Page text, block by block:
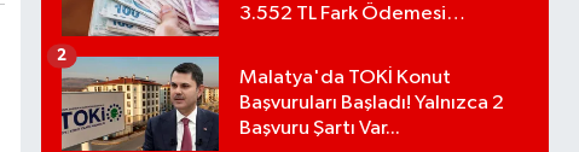
3.552 TL Fark Ödemesi
Malatya'da TOKİ Konut
Başvuruları Başladı! Yalnızca 2
Başvuru Şartı Var...
2